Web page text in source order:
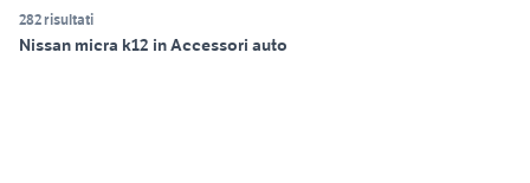
282 risultati
Nissan micra k12 in Accessori auto